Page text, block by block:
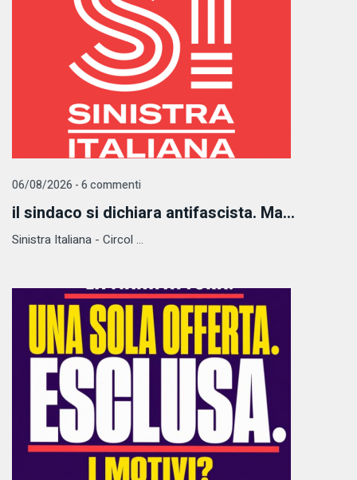
06/08/2026 - 6 commenti
il sindaco si dichiara antifascista. Ma...
Sinistra Italiana - Circol ...